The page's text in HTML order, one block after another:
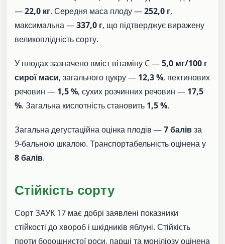
—22,0 кг. Середня маса плоду —252,0 г,
максимальна —337,0 г, що підтверджує виражену
великоплідність сорту.
У плодах зазначено вміст вітаміну C —5,0 мг/100 г
сирої маси, загального цукру — 12,3 %, пектинових
речовин — 1,5 %, сухих розчинних речовин — 17,5
%. Загальна кислотність становить 1,5 %.
Загальна дегустаційна оцінка плодів —7 балівза
9-бальною шкалою. Транспортабельність оцінена у
8 балів.
Стійкість сорту
Сорт ЗАУК 17 має добрі заявлені показники
стійкості до хвороб і шкідників яблуні. Стійкість
проти борошнистої роси, парші та моніліозу оцінена